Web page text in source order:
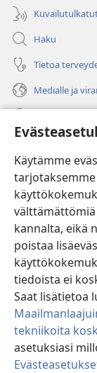
Käytämme
kannalta, eikä
poistaa
tiedoista ei
Saat lisätietoa
tekniikoita
asetuksiasi
Haku
Tietoa
Medialle ja
(avaa
uuden
ikkunan)Vartiotornin
(avaa
uuden
ikkunan)JW Hub ®
(avaa
uuden
ikkunan)
®
Watchtower
Copyright
© 2026